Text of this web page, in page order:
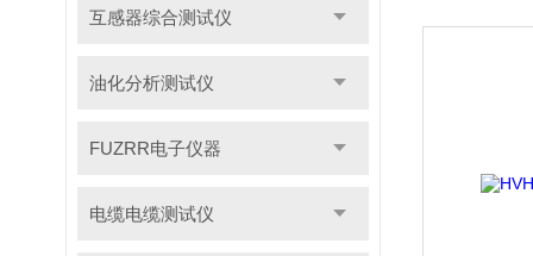
互感器综合测试仪
油化分析测试仪
FUZRR电子仪器
电缆电缆测试仪